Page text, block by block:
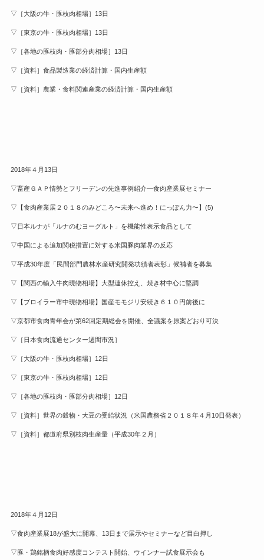
▽［大阪の牛・豚枝肉相場］13日
▽［東京の牛・豚枝肉相場］13日
▽［各地の豚枝肉・豚部分肉相場］13日
▽［資料］食品製造業の経済計算・国内生産額
▽［資料］農業・食料関連産業の経済計算・国内生産額
2018年４月13日
▽畜産ＧＡＰ情勢とフリーデンの先進事例紹介—食肉産業展セミナー
▽【食肉産業展２０１８のみどころ〜未来へ進め！にっぽん力〜】(5)
▽日本ルナが「ルナのむヨーグルト」を機能性表示食品として
▽中国による追加関税措置に対する米国豚肉業界の反応
▽平成30年度「民間部門農林水産研究開発功績者表彰」候補者を募集
▽【関西の輸入牛肉現物相場】大型連休控え、焼き材中心に堅調
▽【ブロイラー市中現物相場】国産モモジリ安続き６１０円前後に
▽京都市食肉青年会が第62回定期総会を開催、全議案を原案どおり可決
▽［日本食肉流通センター週間市況］
▽［大阪の牛・豚枝肉相場］12日
▽［東京の牛・豚枝肉相場］12日
▽［各地の豚枝肉・豚部分肉相場］12日
▽［資料］世界の穀物・大豆の受給状況（米国農務省２０１８年４月10日発表）
▽［資料］都道府県別枝肉生産量（平成30年２月）
2018年４月12日
▽食肉産業展18が盛大に開幕、13日まで展示やセミナーなど目白押し
▽豚・鶏銘柄食肉好感度コンテスト開始、ウインナー試食展示会も